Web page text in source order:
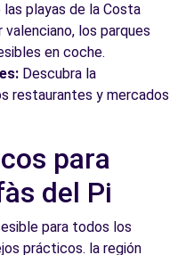
las playas de la Costa
valenciano, los parques
en coche.
Descubra la
restaurantes y mercados
para
del Pi
para todos los
prácticos. la región